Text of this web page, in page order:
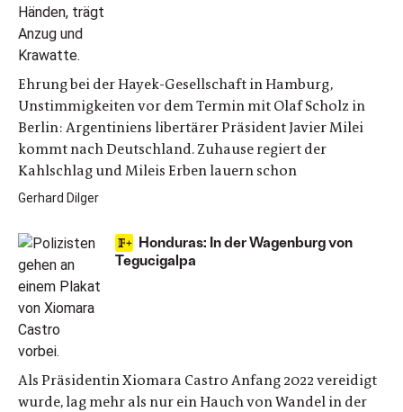
Ehrung bei der Hayek-Gesellschaft in Hamburg,
Unstimmigkeiten vor dem Termin mit Olaf Scholz in
Berlin: Argentiniens libertärer Präsident Javier Milei
kommt nach Deutschland. Zuhause regiert der
Kahlschlag und Mileis Erben lauern schon
Gerhard Dilger
Honduras: In der Wagenburg von
Tegucigalpa
Als Präsidentin Xiomara Castro Anfang 2022 vereidigt
wurde, lag mehr als nur ein Hauch von Wandel in der